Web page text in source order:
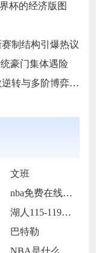
杯的经济版图
制结构引爆热议
豪门集体遇险
与多阶博弈论**
文班
nba免费在线高清直播
湖人115-119不敌火箭
巴特勒